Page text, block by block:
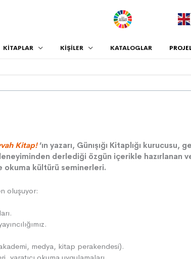
.
KİTAPLAR KİŞİLER KATALOGLAR
Kitap! ’ın yazarı, Günışığı Kitaplığı kurucusu,
derlediği özgün içerikle hazırlanan
okuma kültürü seminerleri.
oluşuyor:
medya, kitap perakendesi).